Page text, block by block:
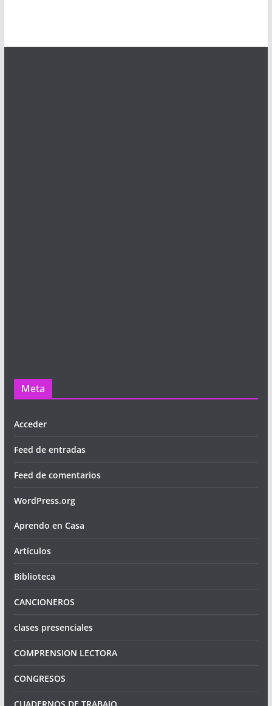
Meta
Acceder
Feed de entradas
Feed de comentarios
WordPress.org
Aprendo en Casa
Artículos
Biblioteca
CANCIONEROS
clases presenciales
COMPRENSION LECTORA
CONGRESOS
CUADERNOS DE TRABAJO